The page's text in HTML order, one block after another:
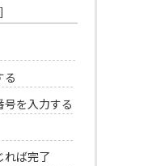
る
を入力する
れば完了